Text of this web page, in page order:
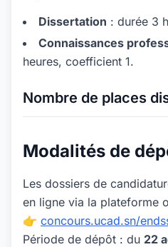
Dissertation : durée 3
Connaissances
heures, coefficient 1.
Nombre de places
Modalités de
Les dossiers de
en ligne via la plateforme
👉 concours.ucad.sn/
Période de dépôt : du 22